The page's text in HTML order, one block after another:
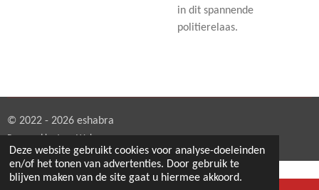
Deze website gebruikt cookies voor analyse-doeleinden
en/of het tonen van advertenties. Door gebruik te
blijven maken van de site gaat u hiermee akkoord.
in dit spannende
politierelaas.
© 2022 - 2026 eshabra
Powered byJouwWeb